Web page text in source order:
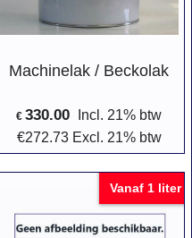
Machinelak / Beckolak
€ 330.00
Incl. 21% btw
€272.73 Excl. 21% btw
Vanaf 1 liter